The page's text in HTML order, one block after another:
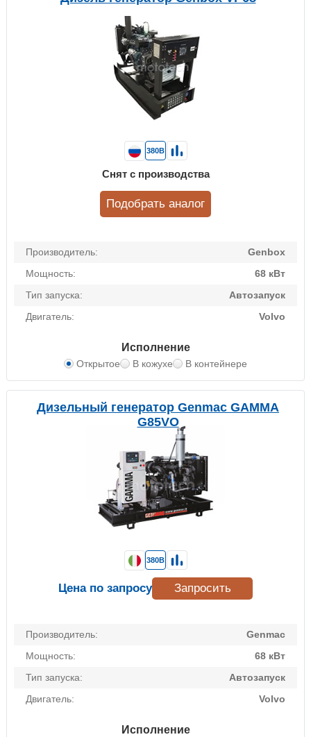
Производитель:
Genbox
Мощность:
68 кВт
Тип запуска:
Автозапуск
Двигатель:
Volvo
Исполнение
Открытое В кожухе В контейнере
380В
Снят с производства
Подобрать аналог
Дизельный генератор Genmac GAMMA
G85VO
Производитель:
Genmac
Мощность:
68 кВт
Тип запуска:
Автозапуск
Двигатель:
Volvo
Исполнение
380В
Цена по запросу Запросить